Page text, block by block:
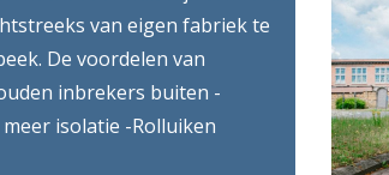
van eigen fabriek te
De voordelen van
inbrekers buiten -
isolatie -Rolluiken